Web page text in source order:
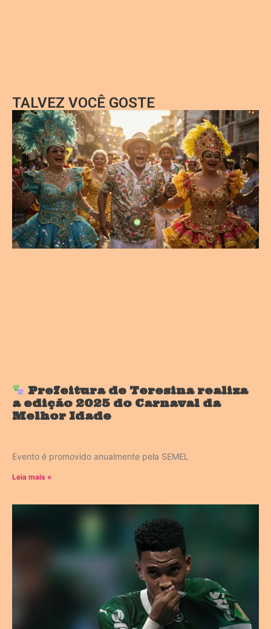
TALVEZ VOCÊ GOSTE
Prefeitura de Teresina realiza
a edição 2025 do Carnaval da
Melhor Idade
Evento é promovido anualmente pela SEMEL
Leia mais »